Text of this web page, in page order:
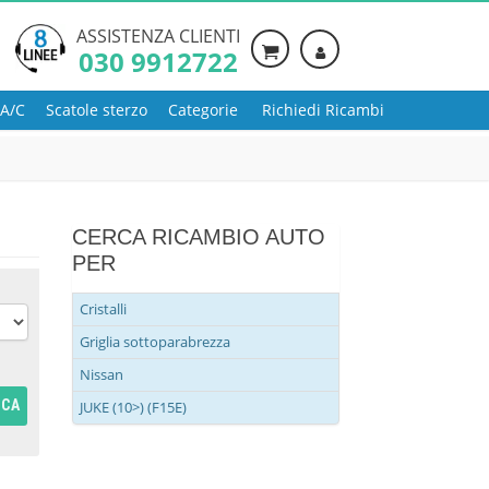
ASSISTENZA CLIENTI
030 9912722
C Scatole sterzo Categorie Richiedi Ricambi
CERCA RICAMBIO AUTO
PER
Cristalli
Griglia sottoparabrezza
Nissan
JUKE (10>) (F15E)